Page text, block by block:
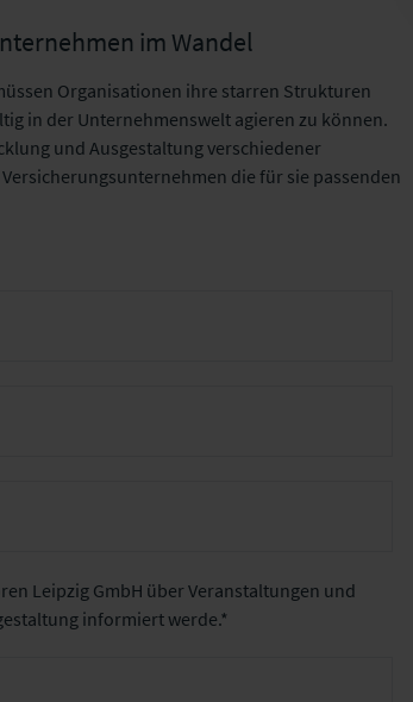
im Wandel
Organisationen ihre starren Strukturen
in der Unternehmenswelt agieren zu können.
und Ausgestaltung verschiedener
die für sie passenden
Leipzig GmbH über Veranstaltungen und
informiert werde.